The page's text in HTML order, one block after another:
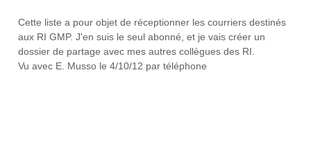
Cette liste a pour objet de réceptionner les courriers destinés
aux RI GMP. J'en suis le seul abonné, et je vais créer un
dossier de partage avec mes autres collègues des RI.
Vu avec E. Musso le 4/10/12 par téléphone